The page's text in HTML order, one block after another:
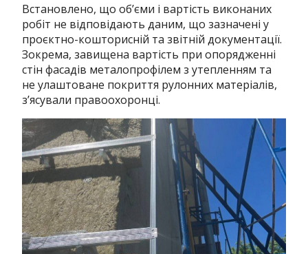
Встановлено, що об’єми і вартість виконаних
робіт не відповідають даним, що зазначені у
проєктно-кошторисній та звітній документації.
Зокрема, завищена вартість при опорядженні
стін фасадів металопрофілем з утепленням та
не улаштоване покриття рулонних матеріалів,
з’ясували правоохоронці.